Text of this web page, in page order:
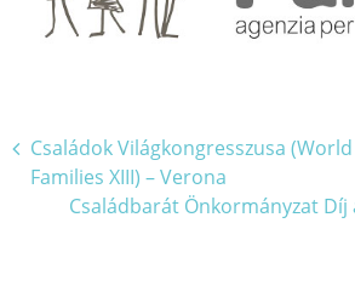
Bejegyzés
navigáció
Családok Világkongresszusa
Families XIII) – Verona
Családbarát Önkormányzat